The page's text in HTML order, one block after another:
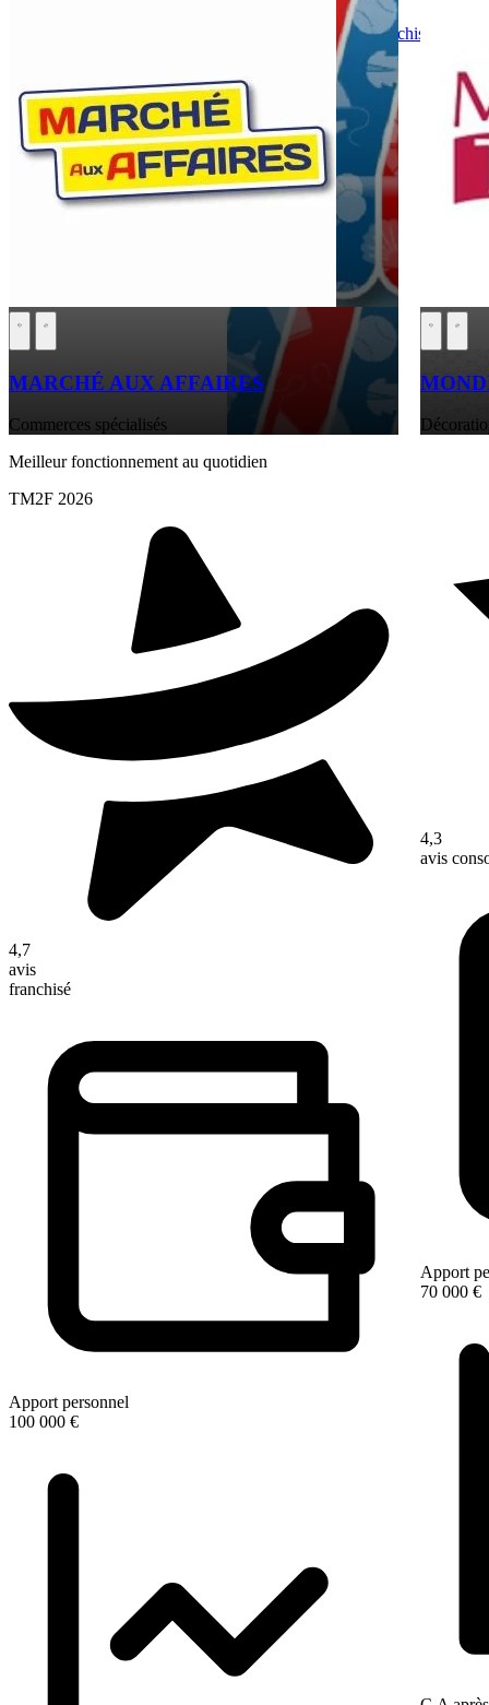
Devenir franchiseur
MARCHÉ AUX AFFAIRES
Commerces spécialisés
Meilleur fonctionnement au quotidien
TM2F 2026
4,7
avis
franchisé
Apport personnel
100 000 €
4,3
avis
Apport
70 000 €